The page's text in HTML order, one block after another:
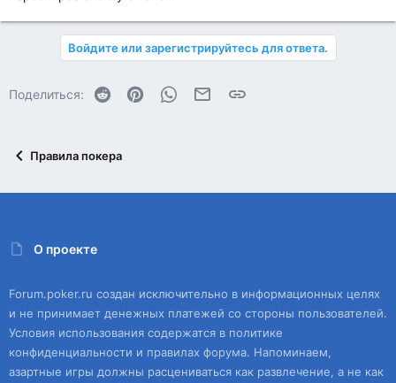
Войдите или зарегистрируйтесь для ответа.
Поделиться: Reddit PinterestWhatsAppЭлектронная почта
Ссылка
Правила покера
О проекте
Forum.poker.ru создан исключительно в информационных целях
и не принимает денежных платежей со стороны пользователей.
Условия использования содержатся в политике
конфиденциальности и правилах форума. Напоминаем,
азартные игры должны расцениваться как развлечение, а не как